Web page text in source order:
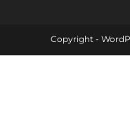
Copyright -